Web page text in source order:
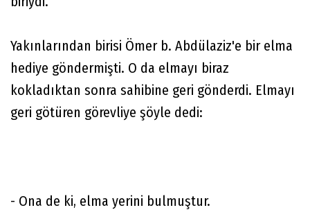
Yakınlarından birisi Ömer b. Abdülaziz'e bir elma
hediye göndermişti. O da elmayı biraz
kokladıktan sonra sahibine geri gönderdi. Elmayı
geri götüren görevliye şöyle dedi:
- Ona de ki, elma yerini bulmuştur.